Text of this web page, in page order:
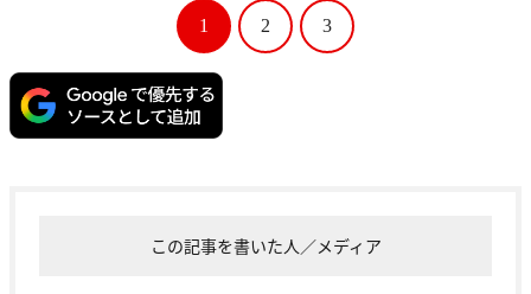
1 2 3
この記事を書いた人／メディア